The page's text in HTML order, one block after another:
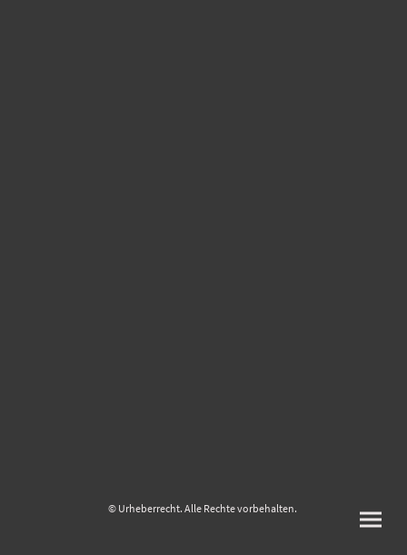
© Urheberrecht. Alle Rechte vorbehalten.